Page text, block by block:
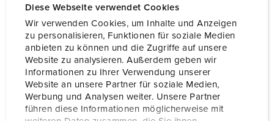
Diese Webseite verwendet Cookies
Wir verwenden Cookies, um Inhalte und Anzeigen
zu personalisieren, Funktionen für soziale Medien
anbieten zu können und die Zugriffe auf unsere
Website zu analysieren. Außerdem geben wir
Informationen zu Ihrer Verwendung unserer
Website an unsere Partner für soziale Medien,
Werbung und Analysen weiter. Unsere Partner
führen diese Informationen möglicherweise mit
Polen 5 p
Voltage 400 V
Uurstand 6 h
Hertz 50-60 Hz
Aansluittechniek schroefklemmen